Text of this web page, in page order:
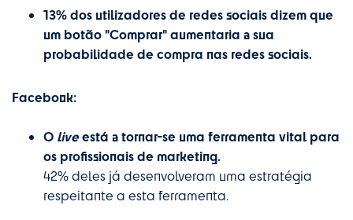
13% dos utilizadores de redes sociais dizem que
um botão "Comprar" aumentaria a sua
probabilidade de compra nas redes sociais.
Facebook:
O liveestá a tornar-se uma ferramenta vital para
os profissionais de marketing.
42% deles já desenvolveram uma estratégia
respeitante a esta ferramenta.